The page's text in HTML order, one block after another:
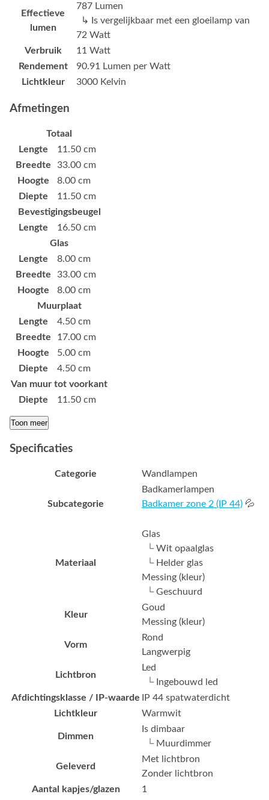
Effectieve
lumen
787 Lumen
↳ Is vergelijkbaar met een gloeilamp van
72 Watt
Verbruik
11 Watt
Rendement
90.91 Lumen per Watt
Lichtkleur
3000 Kelvin
Afmetingen
Totaal
Lengte
11.50 cm
Breedte
33.00 cm
Hoogte
8.00 cm
Diepte
11.50 cm
Bevestigingsbeugel
Lengte
16.50 cm
Glas
Lengte
8.00 cm
Breedte
33.00 cm
Hoogte
8.00 cm
Muurplaat
Lengte
4.50 cm
Breedte
17.00 cm
Hoogte
5.00 cm
Diepte
4.50 cm
Van muur tot voorkant
Diepte
11.50 cm
Toon meer
Specificaties
Categorie Wandlampen
Subcategorie
Badkamerlampen
Badkamer zone 2 (IP 44) 💦
Materiaal
Glas
└ Wit opaalglas
└ Helder glas
Messing (kleur)
└ Geschuurd
Kleur
Goud
Messing (kleur)
Vorm
Rond
Langwerpig
Lichtbron
Led
└ Ingebouwd led
Afdichtingsklasse / IP-waarde
IP 44 spatwaterdicht
Lichtkleur
Warmwit
Dimmen
Is dimbaar
└ Muurdimmer
Geleverd
Met lichtbron
Zonder lichtbron
Aantal kapjes/glazen
1